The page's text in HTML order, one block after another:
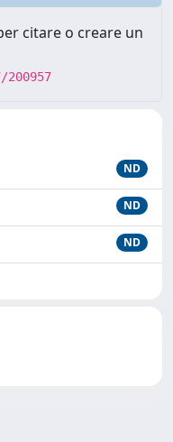
citare o creare un
ND
ND
ND